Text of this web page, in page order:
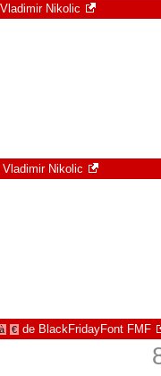
Vladimir Nikolic
Vladimir Nikolic
à € de BlackFridayFont FMF